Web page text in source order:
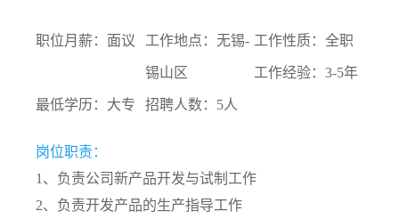
职位月薪：面议 工作地点：无锡-
锡山区
工作性质：全职
工作经验：3-5年
最低学历：大专 招聘人数：5人
岗位职责：
1、负责公司新产品开发与试制工作
2、负责开发产品的生产指导工作